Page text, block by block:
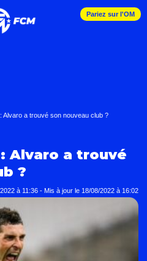
Pariez sur l'OM
Alvaro a trouvé son nouveau club ?
Alvaro a trouvé
?
à 11:36 - Mis à jour le 18/08/2022 à 16:02